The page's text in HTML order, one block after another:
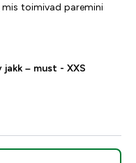
toimivad paremini
– must - XXS